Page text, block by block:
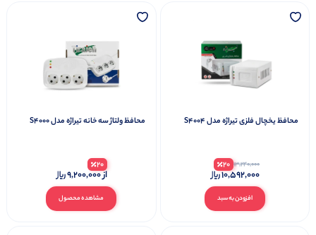
محافظ یخچال فلزی تیراژه مدل S4004
افزودن به سبد
13,240,000
20
10,592,000
محافظ ولتاژ سه خانه تیراژه مدل S4000
مشاهده محصول
20
از9,200,000